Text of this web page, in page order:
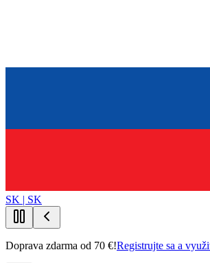
SK | SK
Doprava zdarma od 70 €!Registrujte sa a